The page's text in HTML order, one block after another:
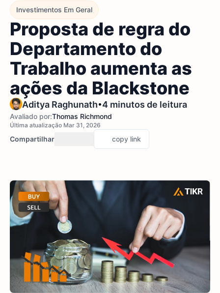
Investimentos Em Geral
Proposta de regra do
Departamento do
Trabalho aumenta as
ações da Blackstone
Aditya Raghunath•4 minutos de leitura
Avaliado por:Thomas Richmond
Última atualização Mar 31, 2026
Compartilhar copy link